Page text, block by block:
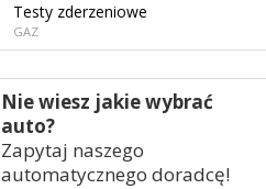
Testy zderzeniowe
GAZ
Nie wiesz jakie wybrać
auto?
Zapytaj naszego
automatycznego doradcę!